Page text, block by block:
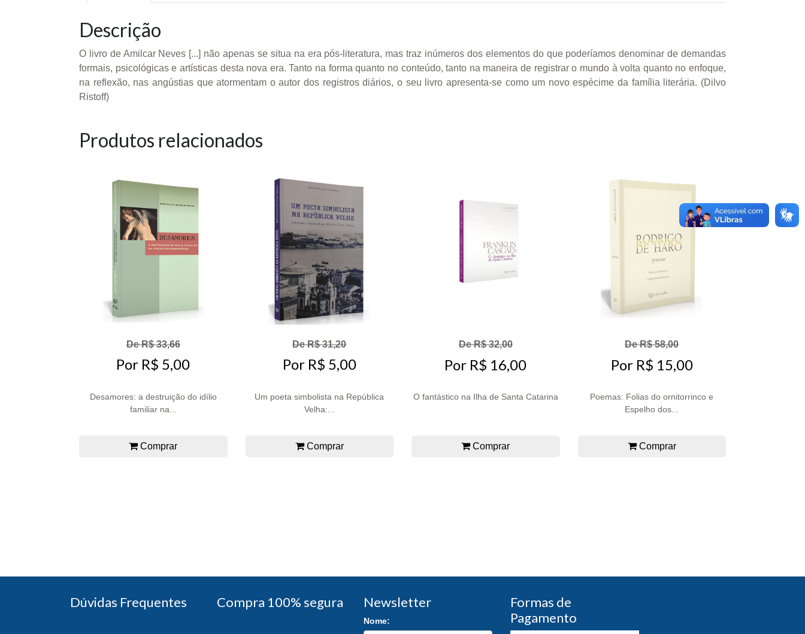
Descrição
O livro de Amilcar Neves [...] não apenas se situa na era pós-literatura, mas traz inúmeros dos elementos do que poderíamos denominar de demandas
formais, psicológicas e artísticas desta nova era. Tanto na forma quanto no conteúdo, tanto na maneira de registrar o mundo à volta quanto no enfoque,
na reflexão, nas angústias que atormentam o autor dos registros diários, o seu livro apresenta-se como um novo espécime da família literária. (Dilvo
Ristoff)
Produtos relacionados
De R$ 33,66
Por R$ 5,00
Desamores: a destruição do idílio
familiar na...
Comprar
De R$ 31,20
Por R$ 5,00
Um poeta simbolista na República
Velha:...
Comprar
De R$ 32,00
Por R$ 16,00
O fantástico na Ilha de Santa Catarina
Comprar
De R$ 58,00
Por R$ 15,00
Poemas: Folias do ornitorrinco e
Espelho dos...
Comprar
Dúvidas Frequentes Compra 100% segura Newsletter
Nome:
Formas de
Pagamento